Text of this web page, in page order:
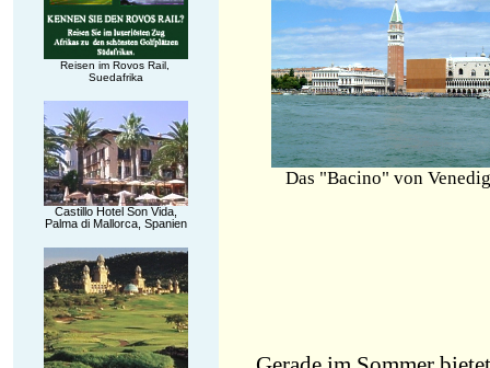
Reisen im Rovos Rail,
Suedafrika
Castillo Hotel Son Vida,
Palma di Mallorca, Spanien
Das "Bacino" von Venedig